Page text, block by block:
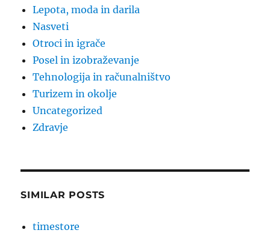
Lepota, moda in darila
Nasveti
Otroci in igrače
Posel in izobraževanje
Tehnologija in računalništvo
Turizem in okolje
Uncategorized
Zdravje
SIMILAR POSTS
timestore